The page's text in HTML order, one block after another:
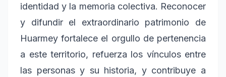
identidad y la memoria colectiva. Reconocer
y difundir el extraordinario patrimonio de
Huarmey fortalece el orgullo de pertenencia
a este territorio, refuerza los vínculos entre
las personas y su historia, y contribuye a